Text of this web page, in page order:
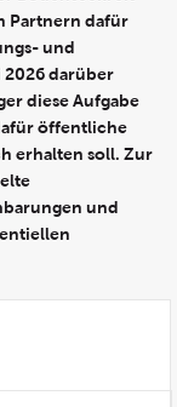
Partnern dafür
und
2026 darüber
diese Aufgabe
öffentliche
erhalten soll. Zur
und